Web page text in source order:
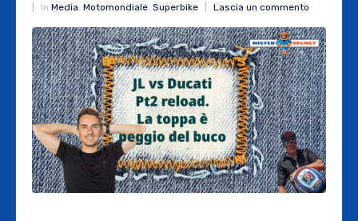
In Media, Motomondiale, Superbike Lascia un commento